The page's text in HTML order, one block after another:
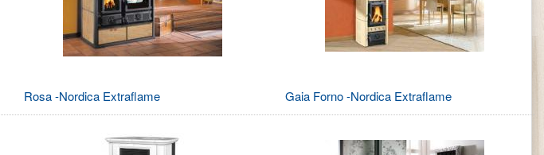
Rosa -Nordica Extraflame Gaia Forno -Nordica Extraflame